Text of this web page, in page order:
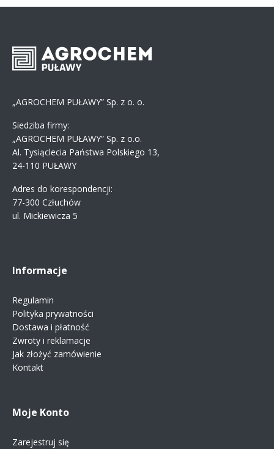
„AGROCHEM PUŁAWY” Sp. z o. o.
Siedziba firmy:
„AGROCHEM PUŁAWY” Sp. z o.o.
Al. Tysiąclecia Państwa Polskiego 13,
24-110 PUŁAWY
Adres do korespondencji:
77-300 Człuchów
ul. Mickiewicza 5
Informacje
Regulamin
Polityka prywatności
Dostawa i płatność
Zwroty i reklamacje
Jak złożyć zamówienie
Kontakt
Moje Konto
Zarejestruj się